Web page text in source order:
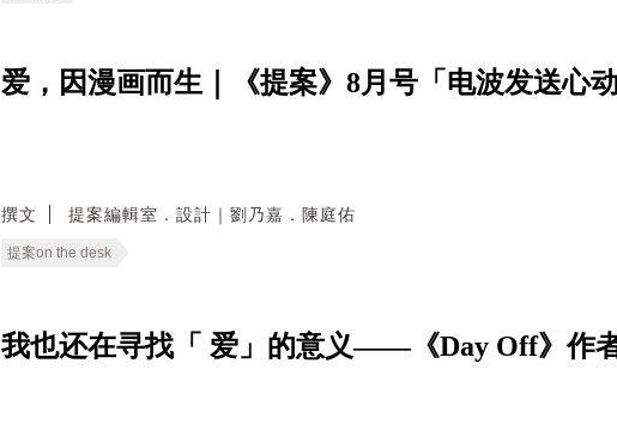
爱，因漫画而生｜《提案》8月号「电波发送心动
撰文 提案編輯室．設計｜劉乃嘉．陳庭佑
提案on the desk
我也还在寻找「 爱」的意义——《Day Off》作